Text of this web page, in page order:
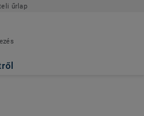
űrlap